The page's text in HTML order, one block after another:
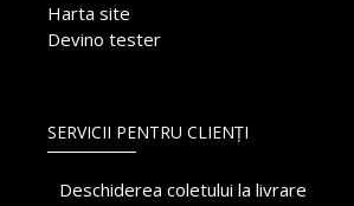
Harta site
Devino tester
SERVICII PENTRU CLIENȚI
Deschiderea coletului la livrare